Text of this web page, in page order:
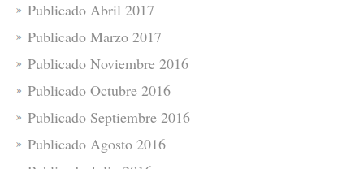
Publicado Abril 2017
Publicado Marzo 2017
Publicado Noviembre 2016
Publicado Octubre 2016
Publicado Septiembre 2016
Publicado Agosto 2016